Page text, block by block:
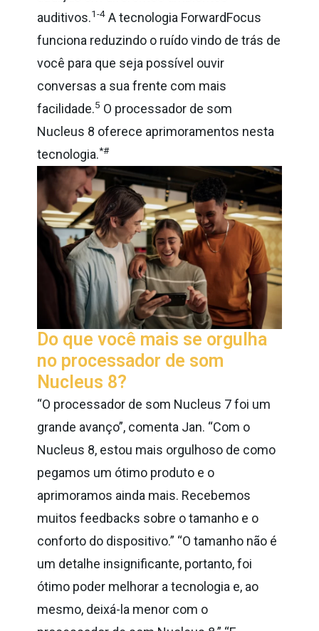
auditivos.1-4 A tecnologia ForwardFocus
funciona reduzindo o ruído vindo de trás de
você para que seja possível ouvir
conversas a sua frente com mais
facilidade.5 O processador de som
Nucleus 8 oferece aprimoramentos nesta
tecnologia.*#
Do que você mais se orgulha
no processador de som
Nucleus 8?
“O processador de som Nucleus 7 foi um
grande avanço”, comenta Jan. “Com o
Nucleus 8, estou mais orgulhoso de como
pegamos um ótimo produto e o
aprimoramos ainda mais. Recebemos
muitos feedbacks sobre o tamanho e o
conforto do dispositivo.” “O tamanho não é
um detalhe insignificante, portanto, foi
ótimo poder melhorar a tecnologia e, ao
mesmo, deixá-la menor com o